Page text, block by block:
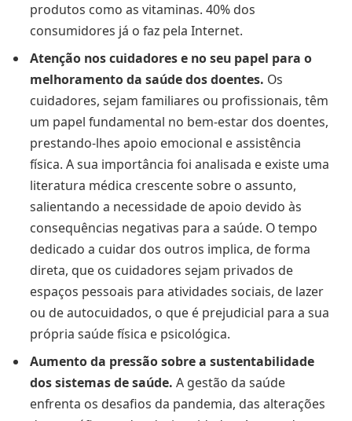
produtos como as vitaminas. 40% dos
consumidores já o faz pela Internet.
Atenção nos cuidadores e no seu papel para o
melhoramento da saúde dos doentes. Os
cuidadores, sejam familiares ou profissionais, têm
um papel fundamental no bem-estar dos doentes,
prestando-lhes apoio emocional e assistência
física. A sua importância foi analisada e existe uma
literatura médica crescente sobre o assunto,
salientando a necessidade de apoio devido às
consequências negativas para a saúde. O tempo
dedicado a cuidar dos outros implica, de forma
direta, que os cuidadores sejam privados de
espaços pessoais para atividades sociais, de lazer
ou de autocuidados, o que é prejudicial para a sua
própria saúde física e psicológica.
Aumento da pressão sobre a sustentabilidade
dos sistemas de saúde. A gestão da saúde
enfrenta os desafios da pandemia, das alterações